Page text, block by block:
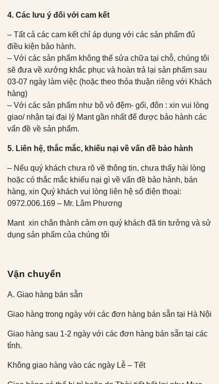
4. Các lưu ý đối với cam kết
– Tất cả các cam kết chỉ áp dụng với các sản phẩm đủ
điều kiện bảo hành.
– Với các sản phẩm không thể sửa chữa tại chỗ, chúng tôi
sẽ đưa về xưởng khắc phục và hoàn trả lại sản phẩm sau
03-07 ngày làm việc (hoặc theo thỏa thuận riêng với Khách
hàng)
– Với các sản phẩm như bộ vỏ đệm- gối, đôn : xin vui lòng
giao/ nhận tại đại lý Mant gần nhất để được bảo hành các
vấn đề về sản phẩm.
5. Liên hệ, thắc mắc, khiếu nại về vấn đề bảo hành
– Nếu quý khách chưa rõ về thông tin, chưa thấy hài lòng
hoặc có thắc mắc khiếu nại gì về vấn đề bảo hành, bán
hàng, xin Quý khách vui lòng liên hệ số điện thoại:
0972.006.169 – Mr. Lâm Phương
Mant xin chân thành cảm ơn quý khách đã tin tưởng và sử
dụng sản phẩm của chúng tôi
Vận chuyển
A. Giao hàng bán sẵn
Giao hàng trong ngày với các đơn hàng bán sẵn tại Hà Nội
Giao hàng sau 1-2 ngày với các đơn hàng bán sẵn tại các
tỉnh.
Không giao hàng vào các ngày Lễ – Tết